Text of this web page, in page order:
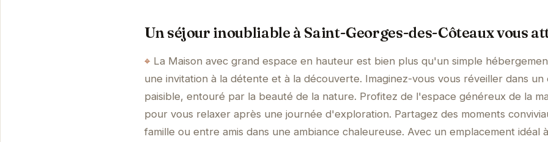
Un séjour inoubliable à Saint-Georges-des-Côteaux vous
La Maison avec grand espace en hauteur est bien plus qu'un simple
une invitation à la détente et à la découverte. Imaginez-vous vous réveiller dans un
paisible, entouré par la beauté de la nature. Profitez de l'espace généreux de la
pour vous relaxer après une journée d'exploration. Partagez des moments
famille ou entre amis dans une ambiance chaleureuse. Avec un emplacement idéal